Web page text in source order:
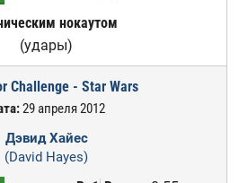
нокаутом
(удары)
Challenge - Star Wars
29 апреля 2012
Дэвид Хайес
(David Hayes)